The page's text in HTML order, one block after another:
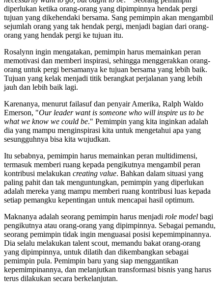
diperlukan ketika orang-orang yang dipimpinnya hendak pergi
tujuan yang dikehendaki bersama. Sang pemimpin akan mengambil
sejumlah orang yang tak hendak pergi, menjadi bagian dari orang-
orang yang hendak pergi ke tujuan itu.
Rosalynn ingin mengatakan, pemimpin harus memainkan peran
memotivasi dan memberi inspirasi, sehingga menggerakkan orang-
orang untuk pergi bersamanya ke tujuan bersama yang lebih baik.
Tujuan yang kelak menjadi titik berangkat perjalanan yang lebih
jauh dan lebih baik lagi.
Karenanya, menurut failasuf dan penyair Amerika, Ralph Waldo
Emerson, "Our leader want is someone who will inspire us to be
what we know we could be." Pemimpin yang kita inginkan adalah
dia yang mampu menginspirasi kita untuk mengetahui apa yang
sesungguhnya bisa kita wujudkan.
Itu sebabnya, pemimpin harus memainkan peran multidimensi,
termasuk memberi ruang kepada pengikutnya mengambil peran
kontribusi melakukan creating value. Bahkan dalam situasi yang
paling pahit dan tak menguntungkan, pemimpin yang diperlukan
adalah mereka yang mampu memberi ruang kontribusi luas kepada
setiap pemangku kepentingan untuk mencapai hasil optimum.
Maknanya adalah seorang pemimpin harus menjadi role model bagi
pengikutnya atau orang-orang yang dipimpinnya. Sebagai pemandu,
seorang pemimpin tidak ingin menguasai posisi kepemimpinannya.
Dia selalu melakukan talent scout, memandu bakat orang-orang
yang dipimpinnya, untuk dilatih dan dikembangkan sebagai
pemimpin pula. Pemimpin baru yang siap menggantikan
kepemimpinannya, dan melanjutkan transformasi bisnis yang harus
terus dilakukan secara berkelanjutan.